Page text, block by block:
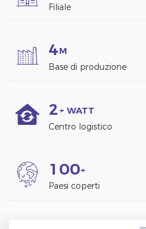
Filiale
4M
Base di produzione
2 + WATT
Centro logistico
1 00+
Paesi coperti